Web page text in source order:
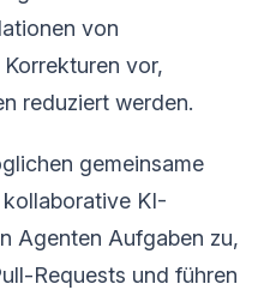
von
vor,
reduziert werden.
gemeinsame
KI-
Agenten Aufgaben zu,
Requests und führen